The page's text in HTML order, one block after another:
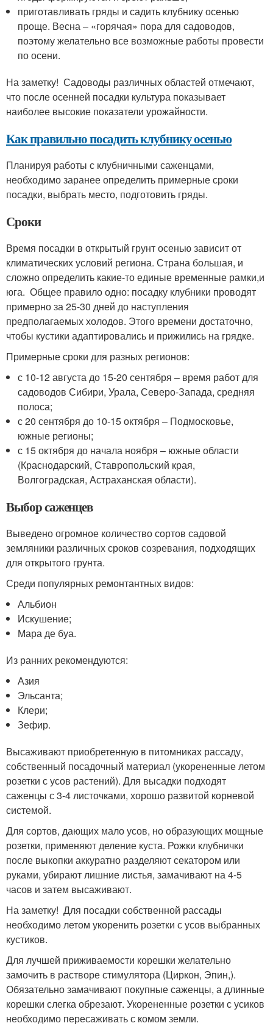
приготавливать гряды и садить клубнику осенью
проще. Весна – «горячая» пора для садоводов,
поэтому желательно все возможные работы провести
по осени.
На заметку! Садоводы различных областей отмечают,
что после осенней посадки культура показывает
наиболее высокие показатели урожайности.
Как правильно посадить клубнику осенью
Планируя работы с клубничными саженцами,
необходимо заранее определить примерные сроки
посадки, выбрать место, подготовить гряды.
Сроки
Время посадки в открытый грунт осенью зависит от
климатических условий региона. Страна большая, и
сложно определить какие-то единые временные рамки,и
юга. Общее правило одно: посадку клубники проводят
примерно за 25-30 дней до наступления
предполагаемых холодов. Этого времени достаточно,
чтобы кустики адаптировались и прижились на грядке.
Примерные сроки для разных регионов:
с 10-12 августа до 15-20 сентября – время работ для
садоводов Сибири, Урала, Северо-Запада, средняя
полоса;
с 20 сентября до 10-15 октября – Подмосковье,
южные регионы;
с 15 октября до начала ноября – южные области
(Краснодарский, Ставропольский края,
Волгоградская, Астраханская области).
Выбор саженцев
Выведено огромное количество сортов садовой
земляники различных сроков созревания, подходящих
для открытого грунта.
Среди популярных ремонтантных видов:
Альбион
Искушение;
Мара де буа.
Из ранних рекомендуются:
Азия
Эльсанта;
Клери;
Зефир.
Высаживают приобретенную в питомниках рассаду,
собственный посадочный материал (укорененные летом
розетки с усов растений). Для высадки подходят
саженцы с 3-4 листочками, хорошо развитой корневой
системой.
Для сортов, дающих мало усов, но образующих мощные
розетки, применяют деление куста. Рожки клубнички
после выкопки аккуратно разделяют секатором или
руками, убирают лишние листья, замачивают на 4-5
часов и затем высаживают.
На заметку! Для посадки собственной рассады
необходимо летом укоренить розетки с усов выбранных
кустиков.
Для лучшей приживаемости корешки желательно
замочить в растворе стимулятора (Циркон, Эпин,).
Обязательно замачивают покупные саженцы, а длинные
корешки слегка обрезают. Укорененные розетки с усиков
необходимо пересаживать с комом земли.